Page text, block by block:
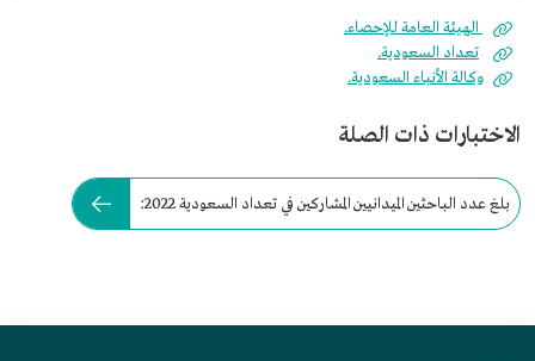
الهيئة العامة للإحصاء.
تعداد السعودية.
وكالة الأنباء السعودية.
الاختبارات ذات الصلة
بلغ عدد الباحثين الميدانيين المشاركين في تعداد السعودية 2022: